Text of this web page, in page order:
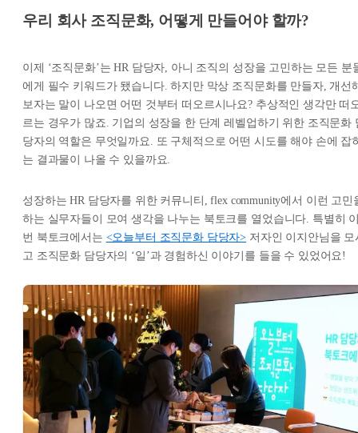
우리 회사 조직문화, 어떻게 만들어야 할까?
이제 ‘조직문화’는 HR 담당자, 아니 조직의 성장을 고민하는 모든 분
에게 필수 키워드가 됐습니다. 하지만 막상 조직문화를 만들자, 개선
보자는 말이 나오면 어떤 것부터 떠오르시나요? 추상적인 생각만 떠
르는 경우가 많죠. 기업의 성장을 한 단계 레벨업하기 위한 조직문화
당자의 역할은 무엇일까요. 또 구체적으로 어떤 시도를 해야 손에 잡
는 결과물이 나올 수 있을까요.
성장하는 HR 담당자를 위한 커뮤니티, flex community에서 이런 고민
하는 실무자들이 모여 생각을 나누는 북토크를 열었습니다. 특별히
번 북토크에서는 <오늘부터 조직문화 담당자> 저자인 이지안님을 모
고 조직문화 담당자의 ‘일’과 경험하신 이야기를 들을 수 있었어요!